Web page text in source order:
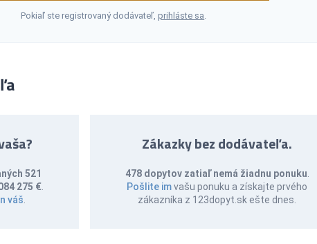
Pokiaľ ste registrovaný dodávateľ,prihláste sa
521
275 €.
váš
Zákazky bez dodávateľa.
478 dopytov zatiaľ nemá žiadnu ponuku
Pošlite imvašu ponuku a získajte prvého
zákazníka z 123dopyt.sk ešte dnes.